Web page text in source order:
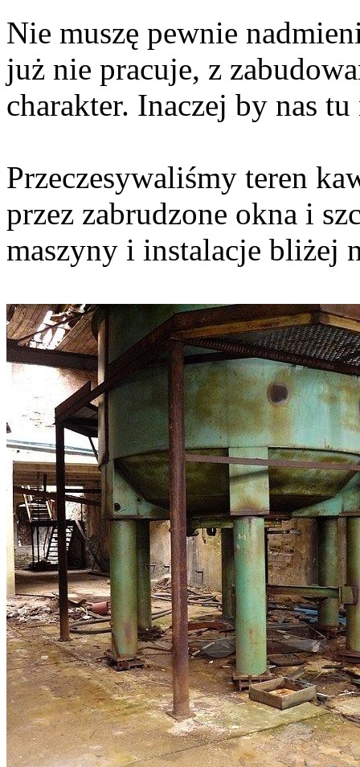
Nie muszę pewnie
już nie pracuje, z
charakter. Inaczej by nas
Przeczesywaliśmy teren
przez zabrudzone okna i
maszyny i instalacje bliżej